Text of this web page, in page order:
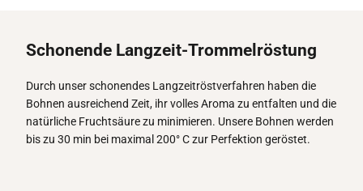
Schonende Langzeit-Trommelröstung
Durch unser schonendes Langzeitröstverfahren haben die
Bohnen ausreichend Zeit, ihr volles Aroma zu entfalten und die
natürliche Fruchtsäure zu minimieren. Unsere Bohnen werden
bis zu 30 min bei maximal 200° C zur Perfektion geröstet.